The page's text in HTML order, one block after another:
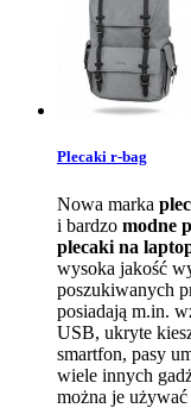
Plecaki r-bag
Nowa marka
i bardzo modne
plecaki na
wysoka jakość
poszukiwanych
posiadają m.in.
USB, ukryte
smartfon, pasy
wiele innych
można je